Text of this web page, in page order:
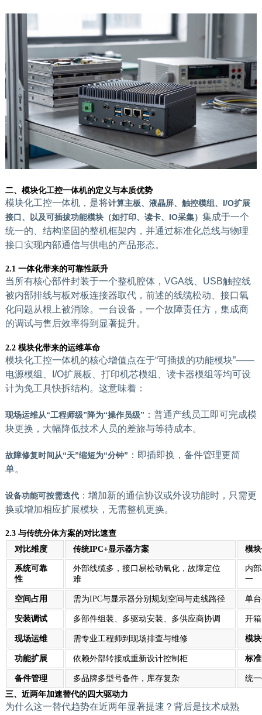
二、模块化工控一体机的定义与本质优势
模块化工控一体机，是将计算主板、液晶屏、触控模组、I/O扩展
接口、以及可插拔功能模块（如打印、读卡、IO采集） 集成于一个
统一的、结构坚固的整机框架内，并通过标准化总线与物理
接口实现内部通信与供电的产品形态。
2.1 一体化带来的可靠性跃升
当所有核心部件封装于一个整机腔体，VGA线、USB触控线
被内部排线与板对板连接器取代，前述的线缆松动、接口氧
化问题从根上被消除。一台设备，一个故障责任方，集成商
的调试与售后效率得到显著提升。
2.2 模块化带来的运维革命
模块化工控一体机的核心增值点在于“可插拔的功能模块”——
电源模组、I/O扩展板、打印机芯模组、读卡器模组等均可设
计为免工具快拆结构。这意味着：
现场运维从“工程师级”降为“操作员级” ：普通产线员工即可完成模
块更换，大幅降低技术人员的差旅与等待成本。
故障修复时间从“天”缩短为“分钟” ：即插即换，备件管理更简
单。
设备功能可按需迭代：增加新的通信协议或外设功能时，只需更
换或增加相应扩展模块，无需整机更换。
2.3 与传统分体方案的对比速查
对比维度
传统IPC+显示器方案 模
系统可靠
性
外部线缆多，接口易松动氧化，故障定位
难
内
一
空间占用 需为IPC与显示器分别规划空间与走线路径 单
安装调试 多部件组装、多驱动安装、多供应商协调 开
现场运维 需专业工程师到现场排查与维修 模
功能扩展 依赖外部转接或重新设计控制柜 标
备件管理 多品牌多型号备件，库存复杂
统
三、近两年加速替代的四大驱动力
为什么这一替代趋势在近两年显著提速？背后是技术成熟